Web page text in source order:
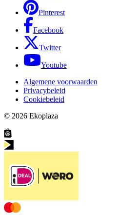
Pinterest
Facebook
Twitter
Youtube
Algemene voorwaarden
Privacybeleid
Cookiebeleid
© 2026 Ekoplaza